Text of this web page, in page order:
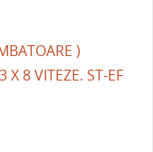
)
X 8 VITEZE. ST-EF